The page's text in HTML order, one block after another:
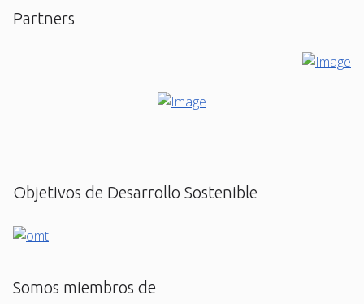
Partners
Objetivos de Desarrollo Sostenible
Somos miembros de